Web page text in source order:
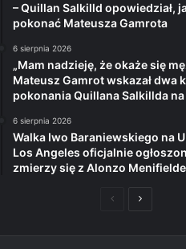
– Quillan Salkilld opowiedział,
pokonać Mateusza Gamrota
6 sierpnia 2026
„Mam nadzieję, że okaże się
Mateusz Gamrot wskazał dwa
pokonania Quillana Salkillda na
6 sierpnia 2026
Walka Iwo Baraniewskiego na
Los Angeles oficjalnie
zmierzy się z Alonzo
PoprzedniaNastępna